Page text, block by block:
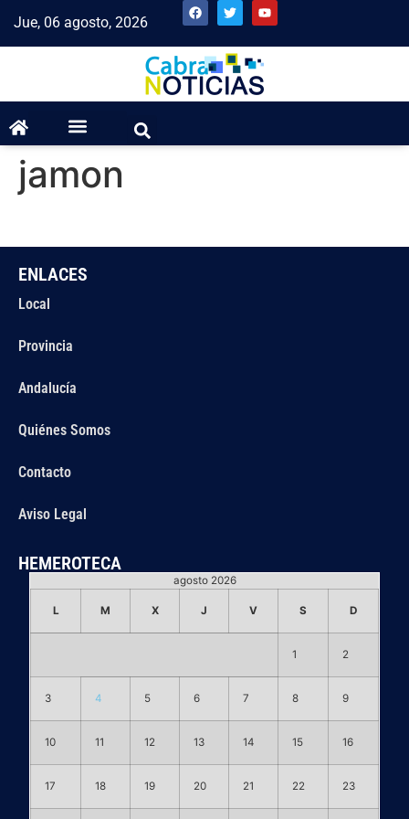
Jue, 06 agosto, 2026
jamon
ENLACES
Local
Provincia
Andalucía
Quiénes Somos
Contacto
Aviso Legal
HEMEROTECA
agosto 2026
L M X J V S D
1 2
3 4 5 6 7 8 9
10 11 12 13 14 15 16
17 18 19 20 21 22 23